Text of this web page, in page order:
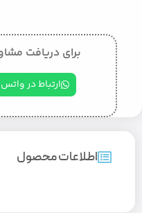
برای دریافت
ارتباط در
اطلاعات محصول